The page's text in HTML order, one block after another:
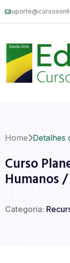
Home Detalhes
Curso
Humanos
Categoria: